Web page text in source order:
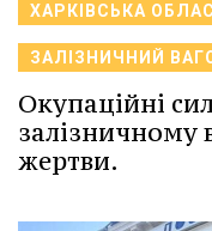
ХАРКІВСЬКА
ЗАЛІЗНИЧНИЙ
Окупаційні
залізничному
жертви.